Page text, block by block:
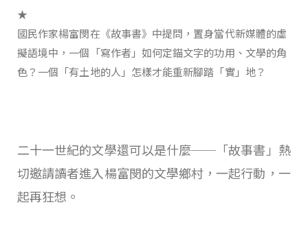
★
國民作家楊富閔在《故事書》中提問，置身當代新媒體的虛
擬語境中，一個「寫作者」如何定錨文字的功用、文學的角
色？一個「有土地的人」怎樣才能重新腳踏「實」地？
二十一世紀的文學還可以是什麼──「故事書」熱
切邀請讀者進入楊富閔的文學鄉村，一起行動，一
起再狂想。